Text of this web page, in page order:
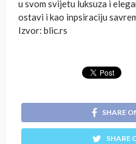
u svom svijetu luksuza i
ostavi i kao inpsiraciju
Izvor: blic.rs
SHARE
SHARE